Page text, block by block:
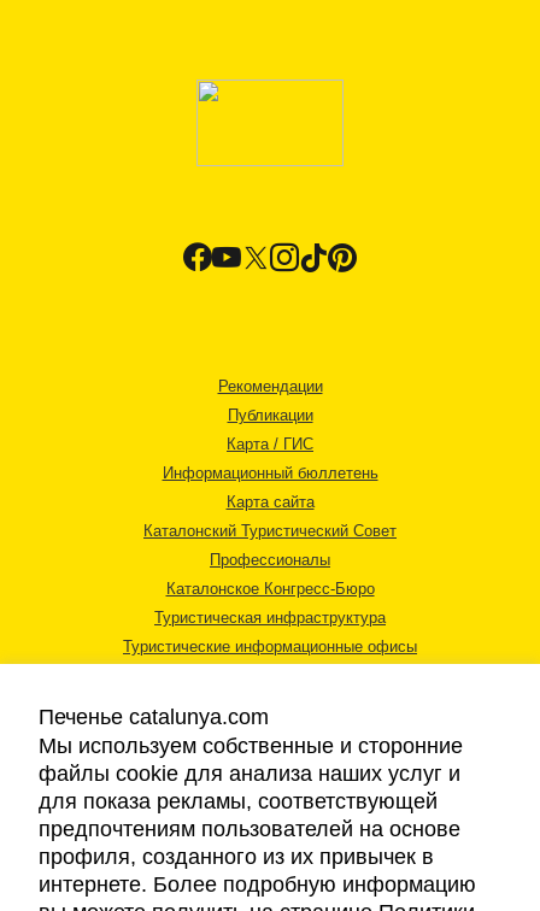
Рекомендации
Публикации
Карта / ГИС
Информационный бюллетень
Карта сайта
Каталонский Туристический Совет
Профессионалы
Каталонское Конгресс-Бюро
Туристическая инфраструктура
Туристические информационные офисы
Правовая информация
Cookies
Доступность
Печенье catalunya.com
Мы используем собственные и сторонние
файлы cookie для анализа наших услуг и
для показа рекламы, соответствующей
предпочтениям пользователей на основе
профиля, созданного из их привычек в
интернете. Более подробную информацию